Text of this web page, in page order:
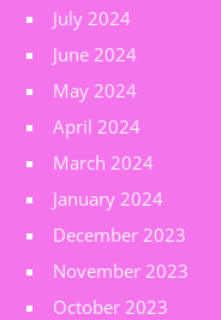
July 2024
June 2024
May 2024
April 2024
March 2024
January 2024
December 2023
November 2023
October 2023